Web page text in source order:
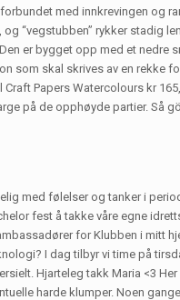
med innkrevingen og
“vegstubben” rykker stadig
er bygget opp med et
skal skrives av en rekke
Papers Watercolours kr
på de opphøyde partier. Så
med følelser og tanker i
fest å takke våre egne
for Klubben i mitt
I dag tilbyr vi time på
Hjarteleg takk Maria <3
harde klumper. Noen